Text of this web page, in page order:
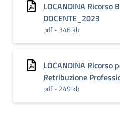
LOCANDINA Ricorso
DOCENTE_2023
pdf - 346 kb
LOCANDINA Ricorso
Retribuzione
pdf - 249 kb